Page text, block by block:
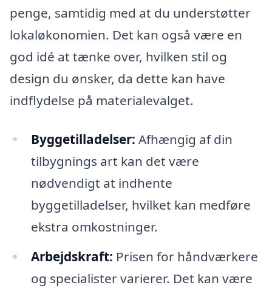
penge, samtidig med at du understøtter
lokaløkonomien. Det kan også være en
god idé at tænke over, hvilken stil og
design du ønsker, da dette kan have
indflydelse på materialevalget.
Byggetilladelser: Afhængig af din
tilbygnings art kan det være
nødvendigt at indhente
byggetilladelser, hvilket kan medføre
ekstra omkostninger.
Arbejdskraft: Prisen for håndværkere
og specialister varierer. Det kan være